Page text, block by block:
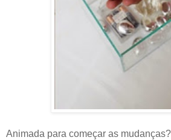
Animada para começar as